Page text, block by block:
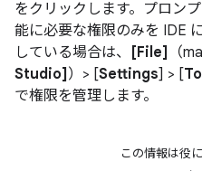
をクリックします。プロン
能に必要な権限のみを IDE
している場合は、
[File] （
Studio] ）> [Settings] > [
で権限を管理します。
この情報は役